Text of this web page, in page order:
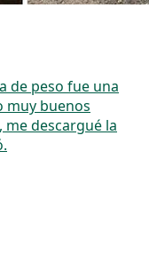
de peso fue una
muy buenos
descargué la